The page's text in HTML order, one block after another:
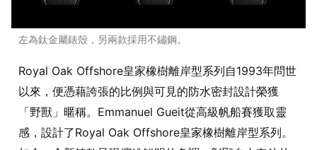
左為鈦金屬錶殼，另兩款採用不鏽鋼。
Royal Oak Offshore皇家橡樹離岸型系列自1993年問世
以來，便憑藉誇張的比例與可見的防水密封設計榮獲
「野獸」暱稱。Emmanuel Gueit從高級帆船賽獲取靈
感，設計了Royal Oak Offshore皇家橡樹離岸型系列。